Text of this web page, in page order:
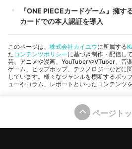
『ONE PIECEカードゲーム』擁す
カードでの本人認証を導入
このページは、 株式会社カイユウに所属する
た コンテンツポリシーに基づき制作・配信し
芸、アニメや漫画、YouTuberやVTuber、音
ゲーム、ヒップホップ、テクノロジーなどに
しています。様々なジャンルを横断するポッ
ューやコラム、レポートといったコンテンツ
ページト